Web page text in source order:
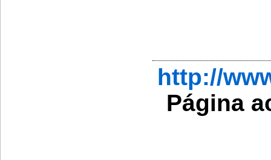
http://
Página